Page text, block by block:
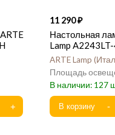
11 290
Настольная
Lamp
ARTE Lamp
127